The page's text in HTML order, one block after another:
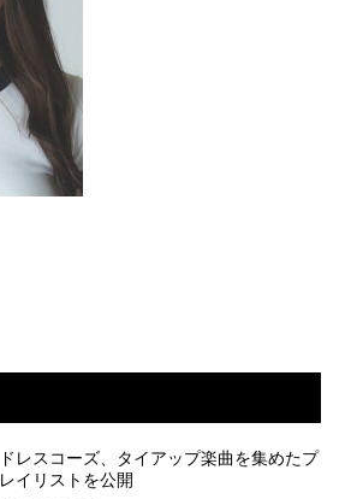
ドレスコーズ、タイアップ楽曲を集めたプ
レイリストを公開